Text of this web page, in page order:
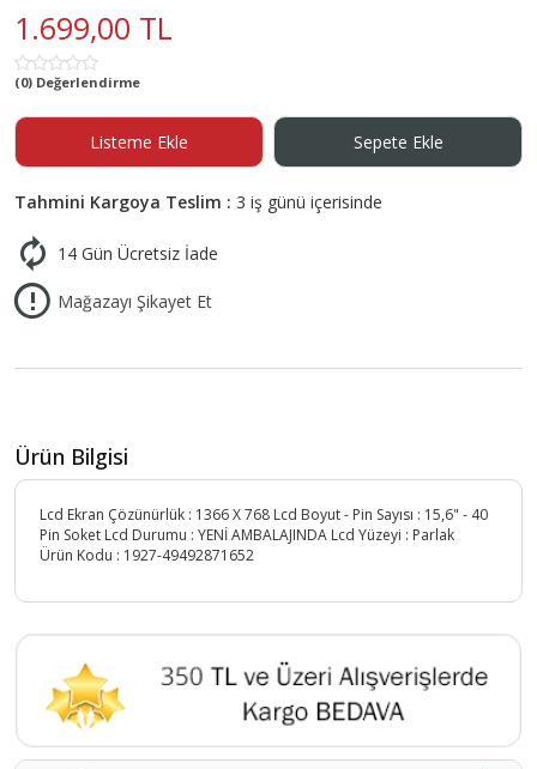
1.699,00 TL
(0) Değerlendirme
Listeme Ekle Sepete Ekle
Tahmini Kargoya Teslim : 3 iş günü içerisinde
14 Gün Ücretsiz İade
Mağazayı Şikayet Et
Ürün Bilgisi
Lcd Ekran Çözünürlük : 1366 X 768 Lcd Boyut - Pin Sayısı : 15,6" - 40
Pin Soket Lcd Durumu : YENİ AMBALAJINDA Lcd Yüzeyi : Parlak
Ürün Kodu : 1927-49492871652